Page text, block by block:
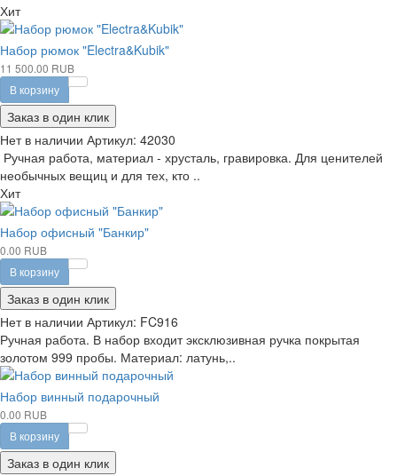
Хит
Набор рюмок "Electra&Kubik"
11 500.00 RUB
В корзину
Заказ в один клик
Нет в наличии Артикул: 42030
Ручная работа, материал - хрусталь, гравировка. Для ценителей
необычных вещиц и для тех, кто ..
Хит
Набор офисный "Банкир"
0.00 RUB
В корзину
Заказ в один клик
Нет в наличии Артикул: FC916
Ручная работа. В набор входит эксклюзивная ручка покрытая
золотом 999 пробы. Материал: латунь,..
Набор винный подарочный
0.00 RUB
В корзину
Заказ в один клик